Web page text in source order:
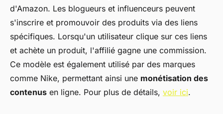
d'Amazon. Les blogueurs et influenceurs peuvent
s'inscrire et promouvoir des produits via des liens
spécifiques. Lorsqu'un utilisateur clique sur ces liens
et achète un produit, l'affilié gagne une commission.
Ce modèle est également utilisé par des marques
comme Nike, permettant ainsi une monétisation des
contenus en ligne. Pour plus de détails, voir ici.